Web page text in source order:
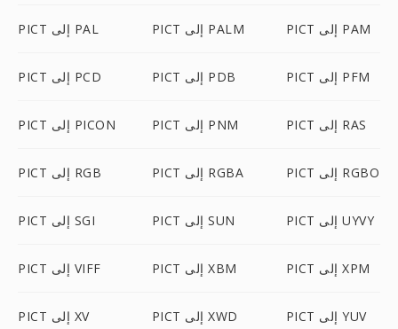
PICT إلى PAL PICT إلى PALM PICT إلى PAM
PICT إلى PCD PICT إلى PDB PICT إلى PFM
PICT إلى PICON PICT إلى PNM PICT إلى RAS
PICT إلى RGB PICT إلى RGBA PICT إلى RGBO
PICT إلى SGI PICT إلى SUN PICT إلى UYVY
PICT إلى VIFF PICT إلى XBM PICT إلى XPM
PICT إلى XV PICT إلى XWD PICT إلى YUV